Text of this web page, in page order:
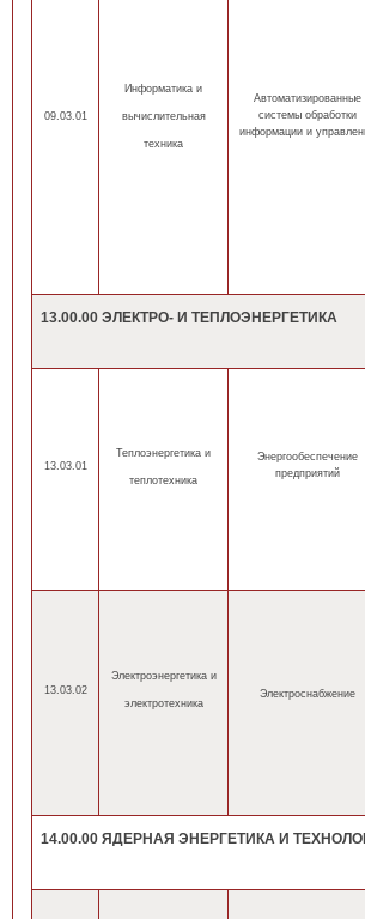
09.03.01
Информатика и
вычислительная
техника
Автоматизированные
системы обработки
информации и
13.00.00 ЭЛЕКТРО- И ТЕПЛОЭНЕРГЕТИКА
13.03.01
Теплоэнергетика и
теплотехника
Энергообеспечение
предприятий
13.03.02
Электроэнергетика и
электротехника
Электроснабжение
14.00.00 ЯДЕРНАЯ ЭНЕРГЕТИКА И